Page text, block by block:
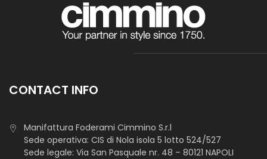
CONTACT INFO
Manifattura Foderami Cimmino S.r.l
Sede operativa: CIS di Nola isola 5 lotto 524/527
Sede legale: Via San Pasquale nr. 48 – 80121 NAPOLI